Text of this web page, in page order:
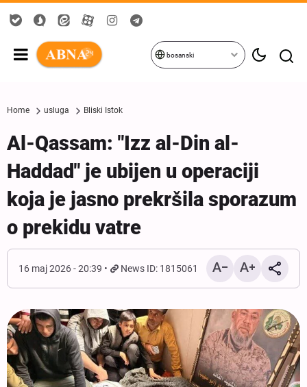
bosanski
Home usluga Bliski Istok
Al-Qassam: "Izz al-Din al-
Haddad" je ubijen u operaciji
koja je jasno prekršila sporazum
o prekidu vatre
16 maj 2026 - 20:39 News ID: 1815061